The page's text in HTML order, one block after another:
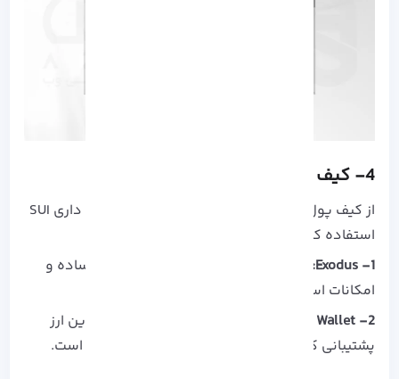
4- کیف پول‌های نرم‌افزاری (Wallets)
از کیف پول‌های نرم‌افزاری که می توانید برای نگه داری SUI
استفاده کنید:
1- Exodus:
یک کیف پول چند ارزی با رابط کاربری ساده و
امکانات استفاده آسان.
2- Atomic Wallet:
این کیف پول می تواند از چندین ارز
پشتیبانی کند و نیز دارای یک قابلیت تبادل داخلی است.